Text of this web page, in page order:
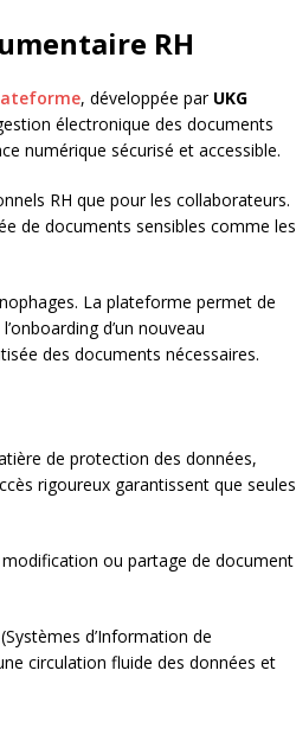
RH
, développée par UKG
électronique des documents
numérique sécurisé et accessible.
RH que pour les collaborateurs.
de documents sensibles comme les
La plateforme permet de
d’un nouveau
des documents nécessaires.
de protection des données,
rigoureux garantissent que seules
ou partage de document
(Systèmes d’Information de
circulation fluide des données et